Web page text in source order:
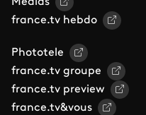
france.tv hebdo
Phototele
france.tv groupe
france.tv preview
france.tv&vous